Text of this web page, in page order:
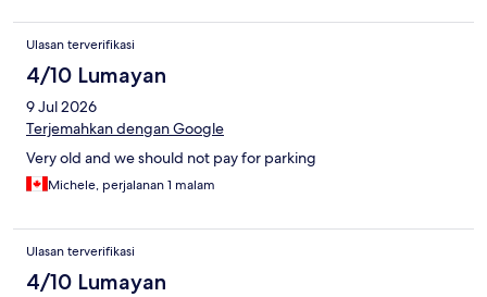
Ulasan terverifikasi
4/10 Lumayan
9 Jul 2026
Terjemahkan dengan Google
Very old and we should not pay for parking
Michele, perjalanan 1 malam
Ulasan terverifikasi
4/10 Lumayan